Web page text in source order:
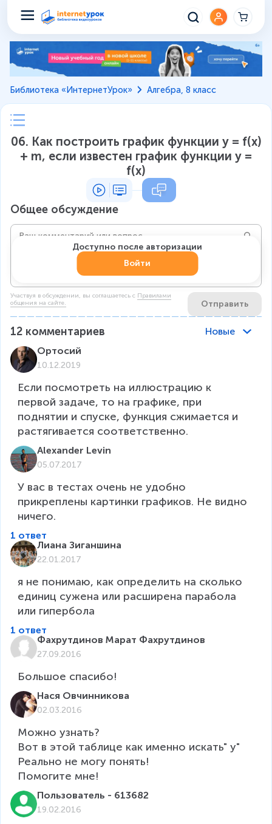
Библиотека «ИнтернетУрок» Алгебра, 8 класс
06. Как построить график функции у = f(x)
+ m, если известен график функции у =
f(x)
Общее обсуждение
Участвуя в обсуждении, вы соглашаетесь c Правилами
общения на сайте.
Отправить
Доступно после авторизации
Войти
12 комментариев
Новые
Ортосий
10.12.2019
Если посмотреть на иллюстрацию к
первой задаче, то на графике, при
поднятии и спуске, функция сжимается и
растягивается соответственно.
Alexander Levin
05.07.2017
У вас в тестах очень не удобно
прикреплены картинки графиков. Не видно
ничего.
1 ответ
Лиана Зиганшина
22.01.2017
я не понимаю, как определить на сколько
единиц сужена или расширена парабола
или гипербола
1 ответ
Фахрутдинов Марат Фахрутдинов
27.09.2016
Большое спасибо!
Нася Овчинникова
02.03.2016
Можно узнать?
Вот в этой таблице как именно искать" y"
Реально не могу понять!
Помогите мне!
Пользователь - 613682
19.02.2016